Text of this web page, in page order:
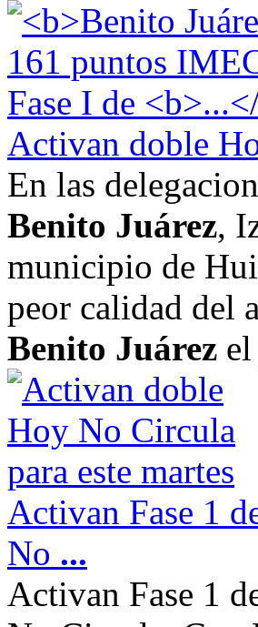
Activan doble
En las
Benito Juárez,
municipio de
peor calidad del
Benito Juárez
Activan Fase 1
No ...
Activan Fase 1